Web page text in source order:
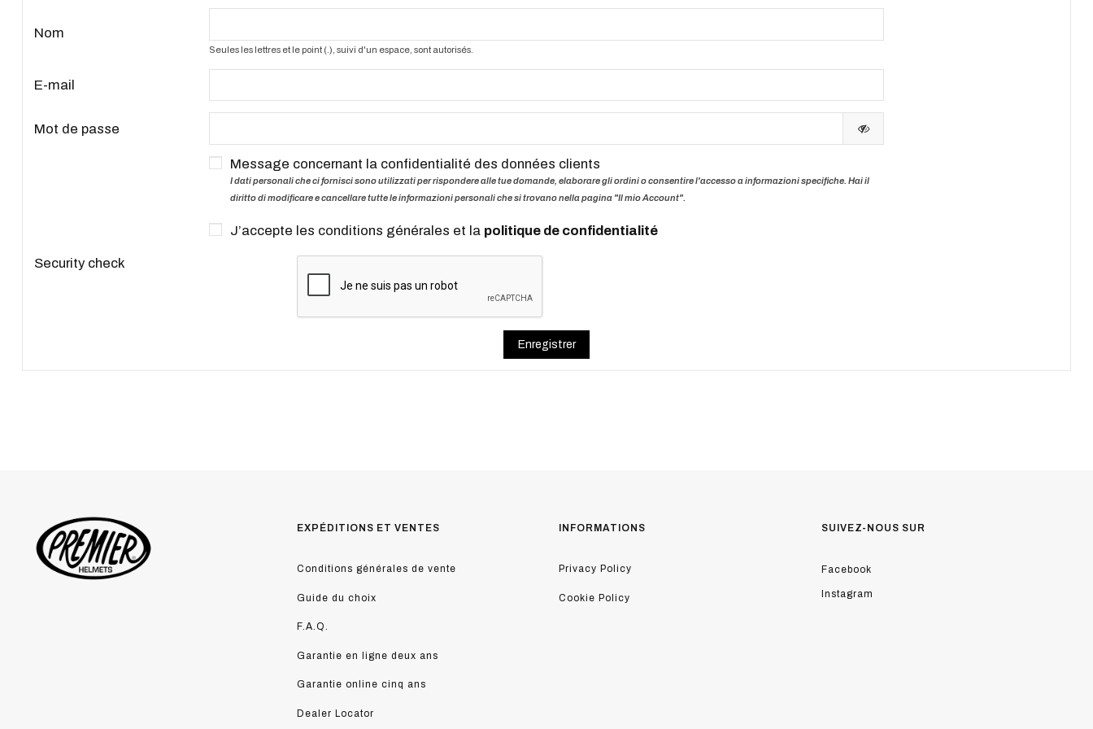
Nom
Seules les lettres et le point (.), suivi d'un espace, sont autorisés.
E-mail
Mot de passe
Message concernant la confidentialité des données clients
I dati personali che ci fornisci sono utilizzati per rispondere alle tue domande, elaborare gli ordini o consentire l'accesso a informazioni specifiche. Hai il
diritto di modificare e cancellare tutte le informazioni personali che si trovano nella pagina "Il mio Account".
J’accepte les conditions générales et la politique de confidentialité
Security check
Enregistrer
EXPÉDITIONS ET VENTES
Conditions générales de vente
Guide du choix
F.A.Q.
Garantie en ligne deux ans
Garantie online cinq ans
Dealer Locator
INFORMATIONS
Privacy Policy
Cookie Policy
SUIVEZ-NOUS SUR
Facebook
Instagram